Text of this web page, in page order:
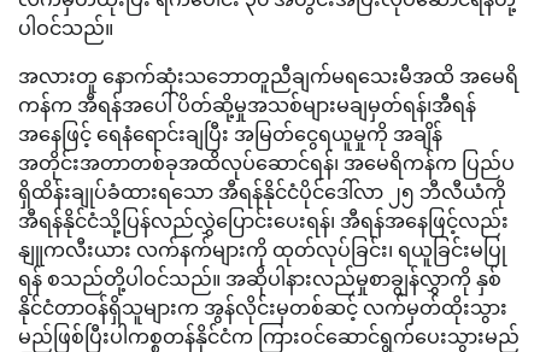
ပါဝင်သည်။
အလားတူ နောက်ဆုံးသဘောတူညီချက်မရသေးမီအထိ အမေရိ
ကန်က အီရန်အပေါ် ပိတ်ဆို့မှုအသစ်များမချမှတ်ရန်၊အီရန်
အနေဖြင့် ရေနံရောင်းချပြီး အမြတ်ငွေရယူမှုကို အချိန်
အတိုင်းအတာတစ်ခုအထိလုပ်ဆောင်ရန်၊ အမေရိကန်က ပြည်ပ
ရှိထိန်းချုပ်ခံထားရသော အီရန်နိုင်ငံပိုင်ဒေါ်လာ ၂၅ ဘီလီယံကို
အီရန်နိုင်ငံသို့ပြန်လည်လွှဲပြောင်းပေးရန်၊ အီရန်အနေဖြင့်လည်း
နျူကလီးယား လက်နက်များကို ထုတ်လုပ်ခြင်း၊ ရယူခြင်းမပြု
ရန် စသည်တို့ပါဝင်သည်။ အဆိုပါနားလည်မှုစာချွန်လွှာကို နှစ်
နိုင်ငံတာဝန်ရှိသူများက အွန်လိုင်းမှတစ်ဆင့် လက်မှတ်ထိုးသွား
မည်ဖြစ်ပြီးပါကစ္စတန်နိုင်ငံက ကြားဝင်ဆောင်ရွက်ပေးသွားမည်